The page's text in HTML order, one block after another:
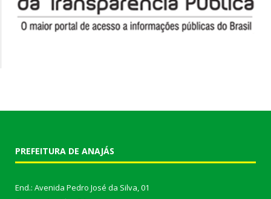
PREFEITURA DE ANAJÁS
End.: Avenida Pedro José da Silva, 01